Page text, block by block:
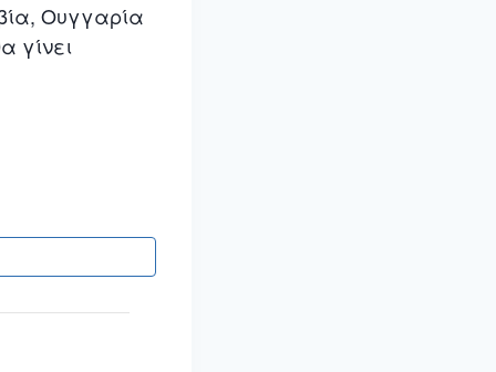
Ουγγαρία
γίνει